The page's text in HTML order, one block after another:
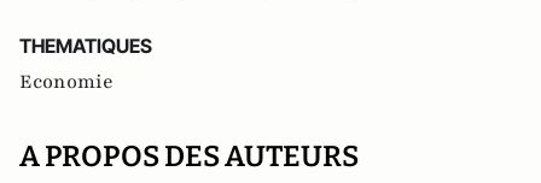
THEMATIQUES
Economie
A PROPOS DES AUTEURS